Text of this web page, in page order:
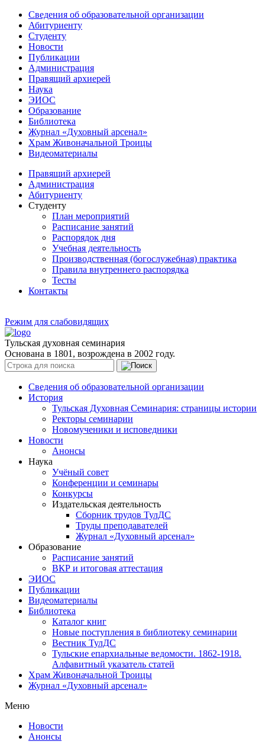
Сведения об образовательной организации
Абитуриенту
Студенту
Новости
Публикации
Администрация
Правящий архиерей
Наука
ЭИОС
Образование
Библиотека
Журнал «Духовный арсенал»
Храм Живоначальной Троицы
Видеоматериалы
Правящий архиерей
Администрация
Абитуриенту
Студенту
План мероприятий
Расписание занятий
Распорядок дня
Учебная деятельность
Производственная (богослужебная) практика
Правила внутреннего распорядка
Тесты
Контакты
Режим для слабовидящих
Тульская духовная семинария
Основана в 1801, возрождена в 2002 году.
Сведения об образовательной организации
История
Тульская Духовная Семинария: страницы истории
Ректоры семинарии
Новомученики и исповедники
Новости
Анонсы
Наука
Учёный совет
Конференции и семинары
Конкурсы
Издательская деятельность
Сборник трудов ТулДС
Труды преподавателей
Журнал «Духовный арсенал»
Образование
Расписание занятий
ВКР и итоговая аттестация
ЭИОС
Публикации
Видеоматериалы
Библиотека
Каталог книг
Новые поступления в библиотеку семинарии
Вестник ТулДС
Тульские епархиальные ведомости. 1862-1918.
Алфавитный указатель статей
Храм Живоначальной Троицы
Журнал «Духовный арсенал»
Меню
Новости
Анонсы